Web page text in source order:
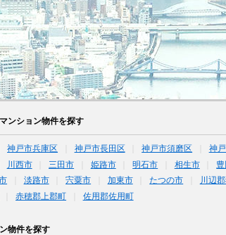
ンション物件を探す
神戸市兵庫区 神戸市長田区 神戸市須磨区 神
川西市 三田市 姫路市 明石市 相生市
淡路市 宍粟市 加東市 たつの市 川辺郡
赤穂郡上郡町 佐用郡佐用町
物件を探す